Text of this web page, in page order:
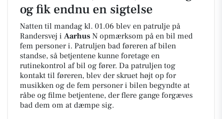
og fik endnu en sigtelse
Natten til mandag kl. 01.06 blev en patrulje på
Randersvej i Aarhus N opmærksom på en bil med
fem personer i. Patruljen bad føreren af bilen
standse, så betjentene kunne foretage en
rutinekontrol af bil og fører. Da patruljen tog
kontakt til føreren, blev der skruet højt op for
musikken og de fem personer i bilen begyndte at
råbe og filme betjentene, der flere gange forgæves
bad dem om at dæmpe sig.